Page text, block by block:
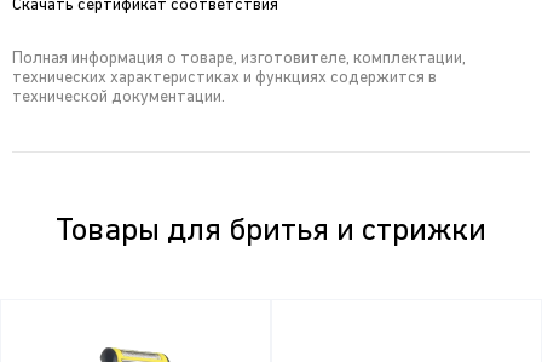
Скачать сертификат соответствия
Полная информация о товаре, изготовителе, комплектации,
технических характеристиках и функциях содержится в
технической документации.
Товары для бритья и стрижки